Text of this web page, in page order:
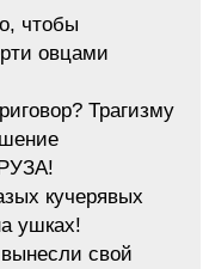
чтобы
овцами
Трагизму
кучерявых
ушках!
свой